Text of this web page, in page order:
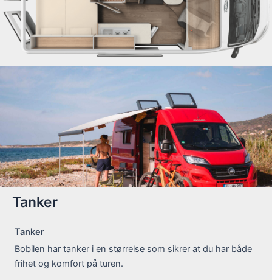
Tanker
Tanker
Bobilen har tanker i en størrelse som sikrer at du har både
frihet og komfort på turen.